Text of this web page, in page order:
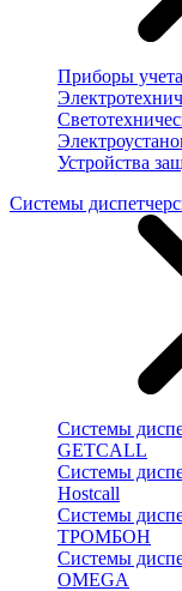
Приборы
Устройства
Системы
Системы
GETCALL
Системы
Hostcall
Системы
ТРОМБОН
Системы
OMEGA